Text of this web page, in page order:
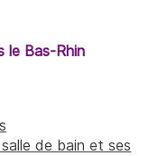
le Bas-Rhin
de bain et ses